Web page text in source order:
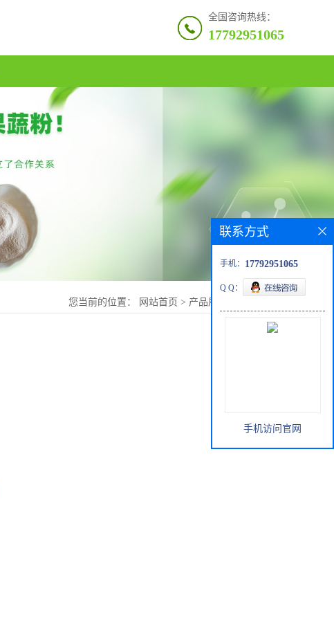
全国咨询热线：
17792951065
您当前的位置： 网站首页 > 产品展厅
联系方式
手机： 17792951065
Q Q：
手机访问官网